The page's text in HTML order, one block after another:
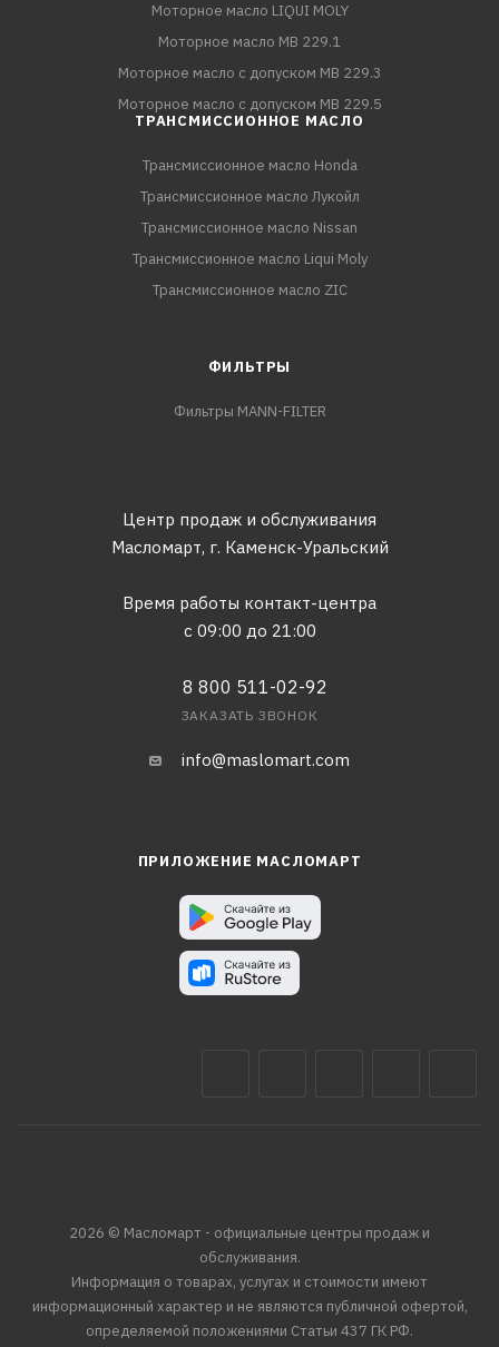
Моторное масло LIQUI MOLY
Моторное масло MB 229.1
Моторное масло с допуском MB 229.3
Моторное масло с допуском MB 229.5
ТРАНСМИССИОННОЕ МАСЛО
Трансмиссионное масло Honda
Трансмиссионное масло Лукойл
Трансмиссионное масло Nissan
Трансмиссионное масло Liqui Moly
Трансмиссионное масло ZIC
ФИЛЬТРЫ
Фильтры MANN-FILTER
Центр продаж и обслуживания
Масломарт, г. Каменск-Уральский
Время работы контакт-центра
с 09:00 до 21:00
8 800 511-02-92
ЗАКАЗАТЬ ЗВОНОК
info@maslomart.com
ПРИЛОЖЕНИЕ МАСЛОМАРТ
2026 © Масломарт - официальные центры продаж и
обслуживания.
Информация о товарах, услугах и стоимости имеют
информационный характер и не являются публичной офертой,
определяемой положениями Статьи 437 ГК РФ.